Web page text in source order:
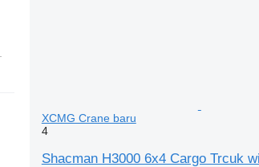
XCMG Crane baru
4
Shacman H3000 6x4 Cargo Trcuk